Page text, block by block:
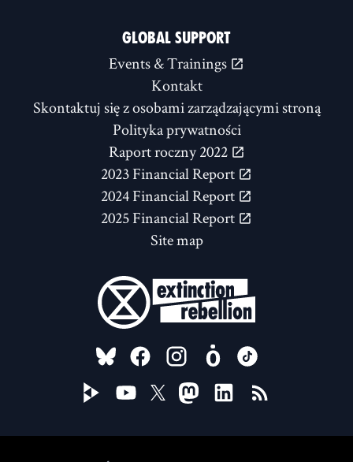
GLOBAL SUPPORT
Events & Trainings
Kontakt
Skontaktuj się z osobami zarządzającymi stroną
Polityka prywatności
Raport roczny 2022
2023 Financial Report
2024 Financial Report
2025 Financial Report
Site map
FOLLOW US ON